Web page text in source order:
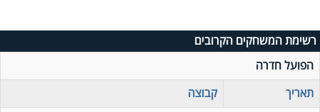
רשימת המשחקים הקרובים
הפועל חדרה
תאריך
קבוצה